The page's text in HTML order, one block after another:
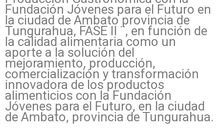
Fundación Jóvenes para el Futuro en
la ciudad de Ambato provincia de
Tungurahua, FASE II ¨, en función de
la calidad alimentaria como un
aporte a la solución del
mejoramiento, producción,
comercialización y transformación
innovadora de los productos
alimenticios con la Fundación
Jóvenes para el Futuro, en la ciudad
de Ambato, provincia de Tungurahua.